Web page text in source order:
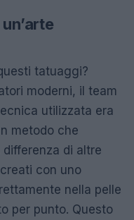
tatuaggi?
moderni, il team
utilizzata era
metodo che
di altre
con uno
nella pelle
per punto. Questo